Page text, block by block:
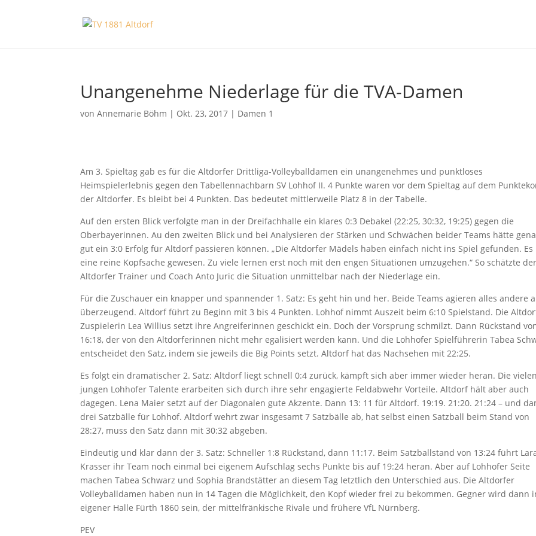
Unangenehme Niederlage für die TVA-Damen
vonAnnemarie Böhm | Okt. 23, 2017 | Damen 1
Am 3. Spieltag gab es für die Altdorfer Drittliga-Volleyballdamen ein unangenehmes und punktloses
Heimspielerlebnis gegen den Tabellennachbarn SV Lohhof II. 4 Punkte waren vor dem Spieltag auf dem
der Altdorfer. Es bleibt bei 4 Punkten. Das bedeutet mittlerweile Platz 8 in der Tabelle.
Auf den ersten Blick verfolgte man in der Dreifachhalle ein klares 0:3 Debakel (22:25, 30:32, 19:25) gegen die
Oberbayerinnen. Au den zweiten Blick und bei Analysieren der Stärken und Schwächen beider Teams hätte
gut ein 3:0 Erfolg für Altdorf passieren können. „Die Altdorfer Mädels haben einfach nicht ins Spiel gefunden. Es
eine reine Kopfsache gewesen. Zu viele lernen erst noch mit den engen Situationen umzugehen.“ So schätzte der
Altdorfer Trainer und Coach Anto Juric die Situation unmittelbar nach der Niederlage ein.
Für die Zuschauer ein knapper und spannender 1. Satz: Es geht hin und her. Beide Teams agieren alles andere
überzeugend. Altdorf führt zu Beginn mit 3 bis 4 Punkten. Lohhof nimmt Auszeit beim 6:10 Spielstand. Die
Zuspielerin Lea Willius setzt ihre Angreiferinnen geschickt ein. Doch der Vorsprung schmilzt. Dann Rückstand
16:18, der von den Altdorferinnen nicht mehr egalisiert werden kann. Und die Lohhofer Spielführerin Tabea
entscheidet den Satz, indem sie jeweils die Big Points setzt. Altdorf hat das Nachsehen mit 22:25.
Es folgt ein dramatischer 2. Satz: Altdorf liegt schnell 0:4 zurück, kämpft sich aber immer wieder heran. Die vielen
jungen Lohhofer Talente erarbeiten sich durch ihre sehr engagierte Feldabwehr Vorteile. Altdorf hält aber auch
dagegen. Lena Maier setzt auf der Diagonalen gute Akzente. Dann 13: 11 für Altdorf. 19:19. 21:20. 21:24 – und
drei Satzbälle für Lohhof. Altdorf wehrt zwar insgesamt 7 Satzbälle ab, hat selbst einen Satzball beim Stand von
28:27, muss den Satz dann mit 30:32 abgeben.
Eindeutig und klar dann der 3. Satz: Schneller 1:8 Rückstand, dann 11:17. Beim Satzballstand von 13:24 führt
Krasser ihr Team noch einmal bei eigenem Aufschlag sechs Punkte bis auf 19:24 heran. Aber auf Lohhofer Seite
machen Tabea Schwarz und Sophia Brandstätter an diesem Tag letztlich den Unterschied aus. Die Altdorfer
Volleyballdamen haben nun in 14 Tagen die Möglichkeit, den Kopf wieder frei zu bekommen. Gegner wird dann
eigener Halle Fürth 1860 sein, der mittelfränkische Rivale und frühere VfL Nürnberg.
PEV